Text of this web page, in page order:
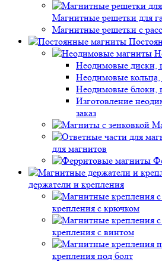
Магнитные решетки для
Магнитные решетки с
Неодимовые диски,
Неодимовые
Неодимовые блоки,
Изготовление
заказ
для магнитов
держатели и крепления
крепления с крючком
крепления с винтом
крепления под болт